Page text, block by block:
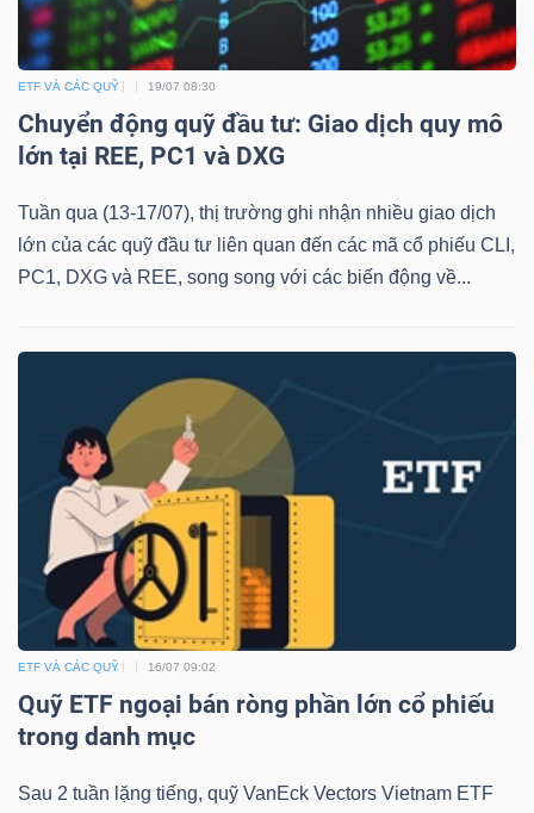
ETF VÀ CÁC QUỸ 19/07 08:30
Chuyển động quỹ đầu tư: Giao dịch quy mô
lớn tại REE, PC1 và DXG
Tuần qua (13-17/07), thị trường ghi nhận nhiều giao dịch
lớn của các quỹ đầu tư liên quan đến các mã cổ phiếu CLI,
PC1, DXG và REE, song song với các biến động về...
ETF VÀ CÁC QUỸ 16/07 09:02
Quỹ ETF ngoại bán ròng phần lớn cổ phiếu
trong danh mục
Sau 2 tuần lặng tiếng, quỹ VanEck Vectors Vietnam ETF